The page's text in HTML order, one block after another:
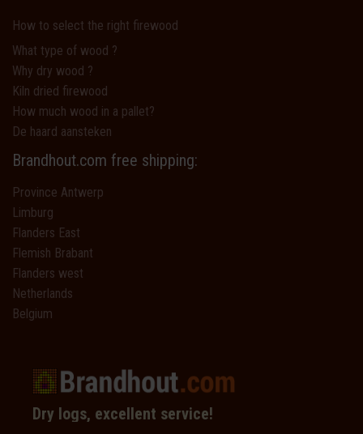
How to select the right firewood
What type of wood ?
Why dry wood ?
Kiln dried firewood
How much wood in a pallet?
De haard aansteken
Brandhout.com free shipping:
Province Antwerp
Limburg
Flanders East
Flemish Brabant
Flanders west
Netherlands
Belgium
Dry logs, excellent service!